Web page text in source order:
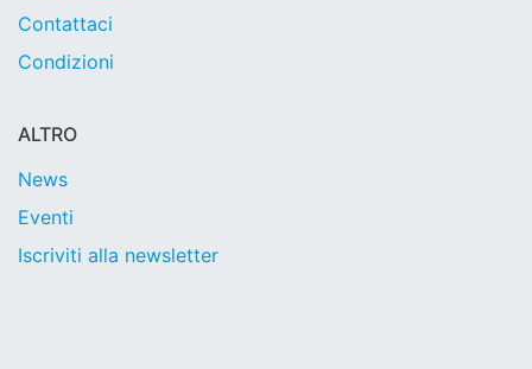
Contattaci
Condizioni
ALTRO
News
Eventi
Iscriviti alla newsletter